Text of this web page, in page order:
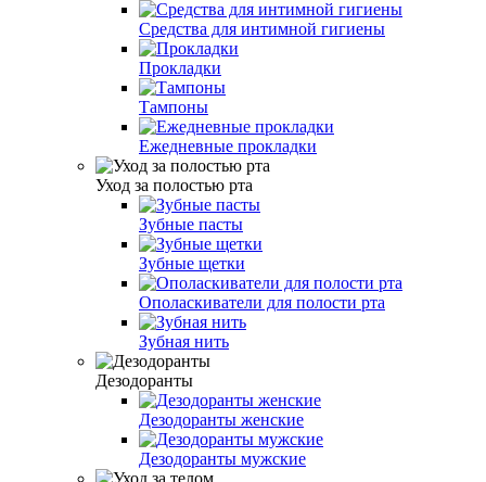
Средства для интимной гигиены
Прокладки
Тампоны
Ежедневные прокладки
Уход за полостью рта
Зубные пасты
Зубные щетки
Ополаскиватели для полости рта
Зубная нить
Дезодоранты
Дезодоранты женские
Дезодоранты мужские